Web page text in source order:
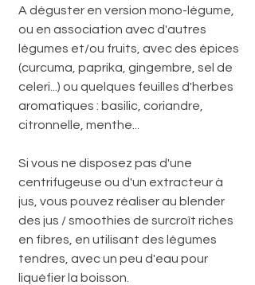
A déguster en version mono-légume,
ou en association avec d'autres
légumes et/ou fruits, avec des épices
(curcuma, paprika, gingembre, sel de
celeri...) ou quelques feuilles d'herbes
aromatiques : basilic, coriandre,
citronnelle, menthe...
Si vous ne disposez pas d'une
centrifugeuse ou d'un extracteur à
jus, vous pouvez réaliser au blender
des jus / smoothies de surcroît riches
en fibres, en utilisant des légumes
tendres, avec un peu d'eau pour
liquéfier la boisson.